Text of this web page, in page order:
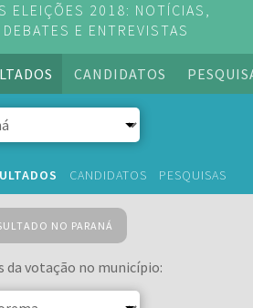
ELEIÇÕES 2018: NOTÍCIAS,
E ENTREVISTAS
CANDIDATOS
CANDIDATOS PESQUISAS
NO PARANÁ
da votação no município: